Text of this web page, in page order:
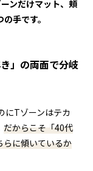
ンだけマット、頬
手です。
」の両面で分岐
にTゾーンはテカ
だからこそ「40代
らに傾いているか